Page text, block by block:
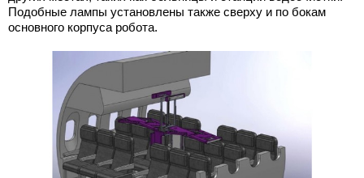
Подобные лампы установлены также сверху и по бокам
основного корпуса робота.